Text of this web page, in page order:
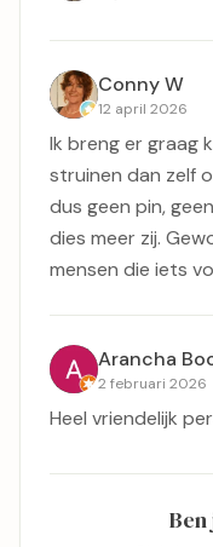
Conny W
12 april 2026
Ik breng er graag
struinen dan zelf
dus geen pin,
dies meer zij.
mensen die iets
Arancha
2 februari 2026
Heel vriendelijk